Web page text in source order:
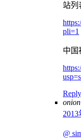
站列
pli=1
中国
Reply
onion
2013
@